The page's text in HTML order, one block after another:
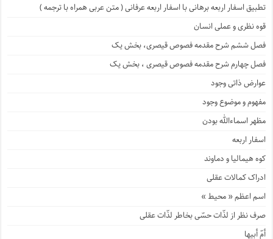
تطبیق اسفار اربعه برهانی با اسفار اربعه عرفانی ( متن عربی همراه با ترجمه )
قوه نظری و عملی انسان
فصل ششم شرح مقدمه فصوص قیصری، بخش یک
فصل چهارم شرح مقدمه فصوص قیصری ، بخش یک
عوارض ذاتی وجود
مفهوم و موضوع وجود
مظهر اسماءالله بودن
اسفار اربعه
کوه هیمالیا و دماوند
ادراک کمالات عقلی
اسم اعظم « محیط »
صرف نظر از لذّات حسّی بخاطر لذّات عقلی
أمّ أبیها